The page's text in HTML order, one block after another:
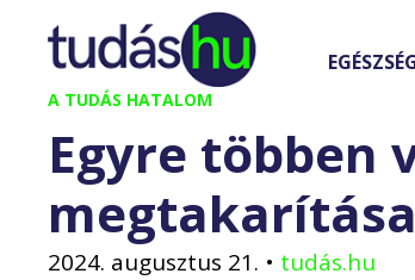
Kilépés
tartalomba
A TUDÁS HATALOM
Egyre többen
2024. augusztus 21. • tudás.hu